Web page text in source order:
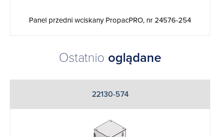
Panel przedni wciskany PropacPRO, nr 24576-254
Ostatnio oglądane
22130-574